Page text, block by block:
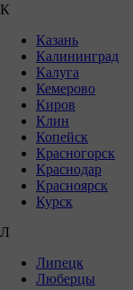
К
Казань
Калининград
Калуга
Кемерово
Киров
Клин
Копейск
Красногорск
Краснодар
Красноярск
Курск
Л
Липецк
Люберцы